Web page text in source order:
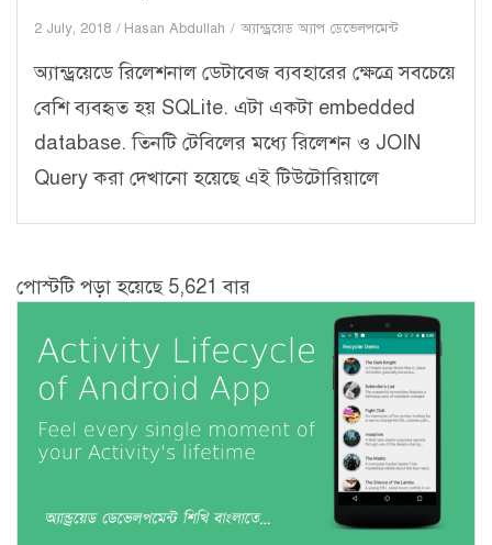
2 July, 2018 Hasan Abdullah অ্যান্ড্রয়েড অ্যাপ ডেভেলপমেন্ট
অ্যান্ড্রয়েডে রিলেশনাল ডেটাবেজ ব্যবহারের ক্ষেত্রে সবচেয়ে
বেশি ব্যবহৃত হয় SQLite. এটা একটা embedded
database. তিনটি টেবিলের মধ্যে রিলেশন ও JOIN
Query করা দেখানো হয়েছে এই টিউটোরিয়ালে
পোস্টটি পড়া হয়েছে 5,621 বার